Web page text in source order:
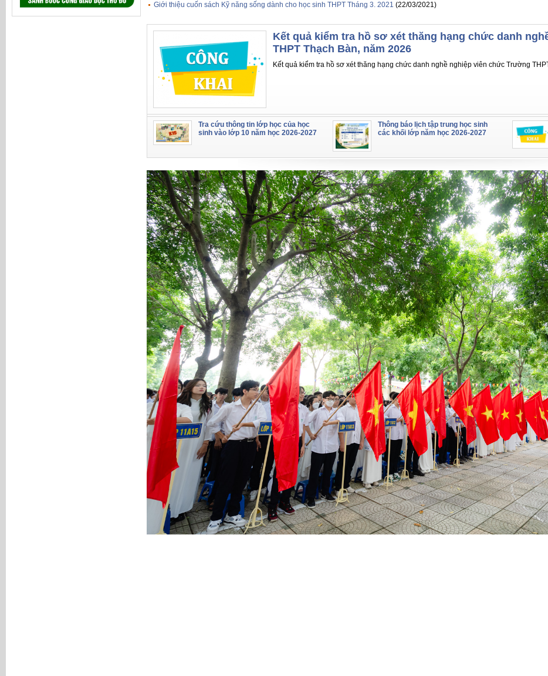
Giới thiệu cuốn sách Kỹ năng sống dành cho học sinh THPT Tháng 3. 2021 (22/03/2021)
Kết quả kiểm tra hồ sơ xét thăng hạng chức danh
THPT Thạch Bàn, năm 2026
Kết quả kiểm tra hồ sơ xét thăng hạng chức danh nghề nghiệp viên chức Trường
Tra cứu thông tin lớp học của học
sinh vào lớp 10 năm học 2026-2027
Thông báo lịch tập trung học sinh
các khối lớp năm học 2026-2027